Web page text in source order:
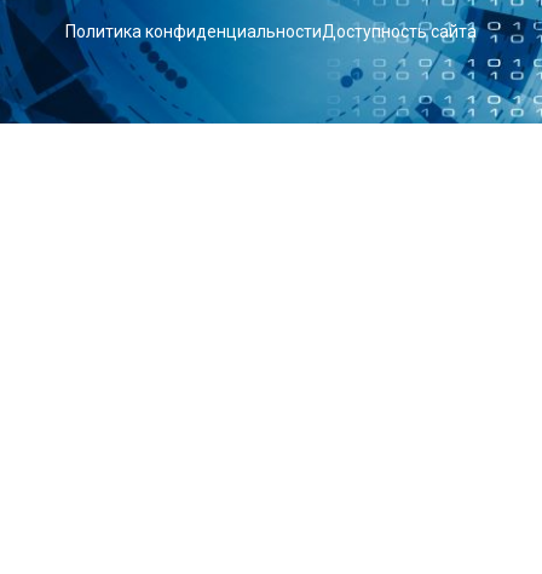
Политика конфиденциальностиДоступность сайта